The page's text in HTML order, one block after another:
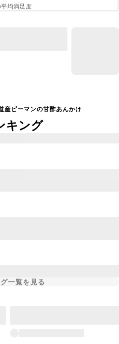
平均満足度
産ピーマンの甘酢あんかけ
キング
一覧を見る